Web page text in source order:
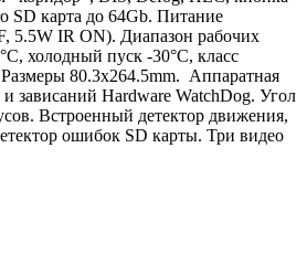
SD карта до 64Gb. Питание
5.5W IR ON). Диапазон рабочих
холодный пуск -30°C, класс
80.3х264.5mm. Аппаратная
и зависаний Hardware WatchDog. Угол
Встроенный детектор движения,
ошибок SD карты. Три видео